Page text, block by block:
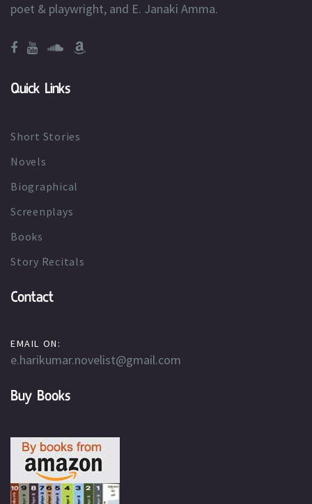
poet & playwright, and E. Janaki Amma.
Quick Links
Short Stories
Novels
Biographical
Screenplays
Books
Story Recitals
Contact
EMAIL ON:
e.harikumar.novelist@gmail.com
Buy Books